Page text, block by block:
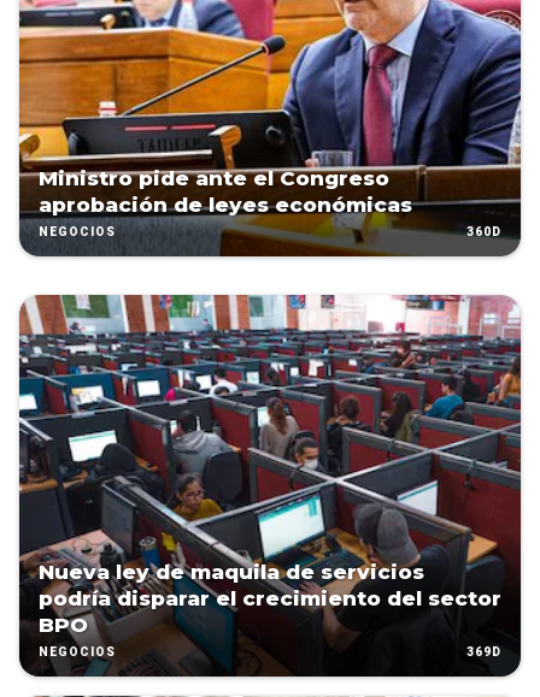
Ministro pide ante el Congreso
aprobación de leyes económicas
NEGOCIOS 360D
Nueva ley de maquila de servicios
podría disparar el crecimiento del sector
BPO
NEGOCIOS 369D